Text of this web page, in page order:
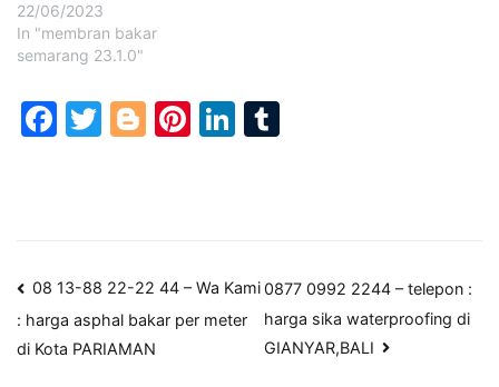
22/06/2023
In "membran bakar
semarang 23.1.0"
Facebook
Twitter
Blogger
Pinterest
LinkedIn
Post
navigation
08 13-88 22-22 44 – Wa Kami
: harga asphal bakar per meter
di Kota PARIAMAN
0877 0992 2244 – telepon :
harga sika waterproofing di
GIANYAR,BALI